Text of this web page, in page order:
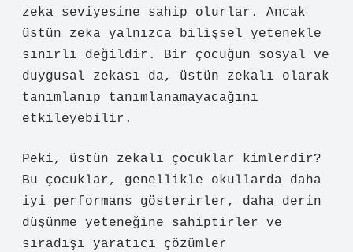
zeka seviyesine sahip olurlar. Ancak
üstün zeka yalnızca bilişsel yetenekle
sınırlı değildir. Bir çocuğun sosyal ve
duygusal zekası da, üstün zekalı olarak
tanımlanıp tanımlanamayacağını
etkileyebilir.
Peki, üstün zekalı çocuklar kimlerdir?
Bu çocuklar, genellikle okullarda daha
iyi performans gösterirler, daha derin
düşünme yeteneğine sahiptirler ve
sıradışı yaratıcı çözümler